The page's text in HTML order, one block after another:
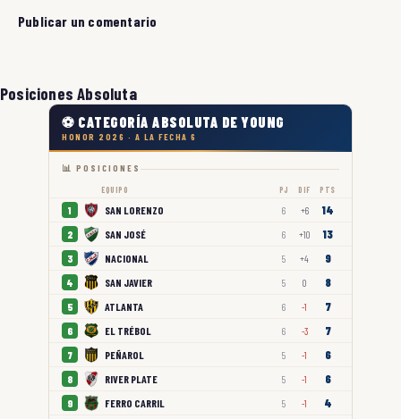
Publicar un comentario
Posiciones Absoluta
⚽ CATEGORÍA ABSOLUTA DE YOUNG
HONOR 2026 · A LA FECHA 6
📊 POSICIONES
EQUIPO PJ DIF PTS
1 SAN LORENZO 6 +6 14
2 SAN JOSÉ 6 +10 13
3 NACIONAL 5 +4 9
4 SAN JAVIER 5 0 8
5 ATLANTA 6 -1 7
6 EL TRÉBOL 6 -3 7
7 PEÑAROL 5 -1 6
8 RIVER PLATE 5 -1 6
9 FERRO CARRIL 5 -1 4